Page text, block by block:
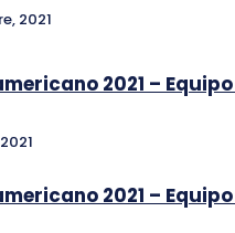
2021
2021 – Equipo
2021 – Equipo